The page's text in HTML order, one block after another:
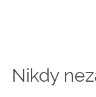
Nikdy